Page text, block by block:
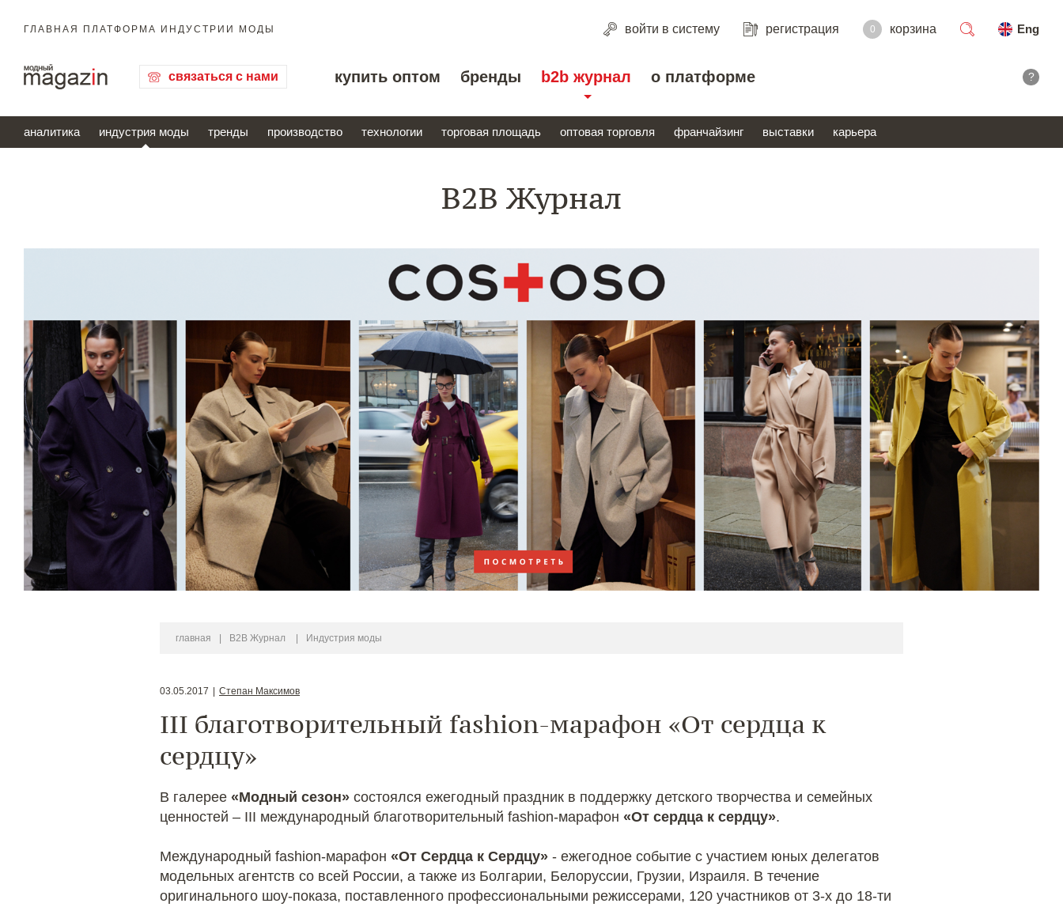
ГЛАВНАЯ ПЛАТФОРМА ИНДУСТРИИ МОДЫ войти в систему регистрация 0 корзина
Eng
связаться с нами купить оптом бренды b2b журнал о платформе ?
аналитика индустрия моды тренды производство технологии торговая площадь оптовая торговля франчайзинг выставки карьера
B2B Журнал
главная B2B Журнал Индустрия моды
03.05.2017 Степан Максимов
III благотворительный fashion-марафон «От сердца к
сердцу»
В галерее «Модный сезон» состоялся ежегодный праздник в поддержку детского творчества и семейных
ценностей – III международный благотворительный fashion-марафон «От сердца к сердцу».
Международный fashion-марафон «От Сердца к Сердцу» - ежегодное событие с участием юных делегатов
модельных агентств со всей России, а также из Болгарии, Белоруссии, Грузии, Израиля. В течение
оригинального шоу-показа, поставленного профессиональными режиссерами, 120 участников от 3-х до 18-ти